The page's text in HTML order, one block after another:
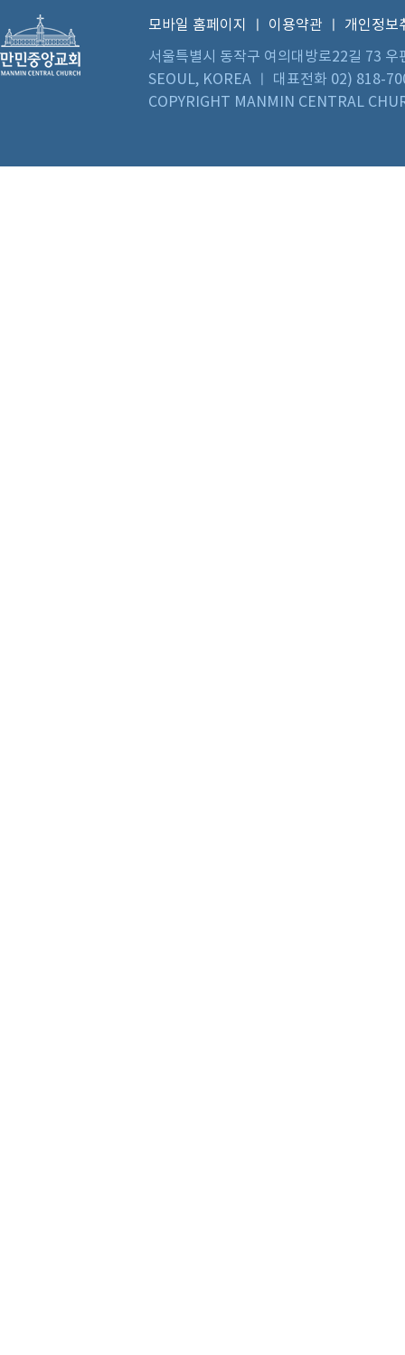
모바일 홈페이지 이용약관
개인정보
서울특별시 동작구 여의대방로22길 73
SEOUL, KOREA ㅣ 대표전화 02) 818-
COPYRIGHT MANMIN CENTRAL